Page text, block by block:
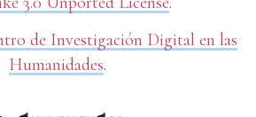
de Investigación Digital en las
Humanidades.